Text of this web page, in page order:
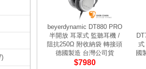
beyerdynamic DT880 PRO
半開放 耳罩式 監聽耳機 /
阻抗250Ω 附收納袋 轉接頭
德國製造 台灣公司貨
$7980
式
國